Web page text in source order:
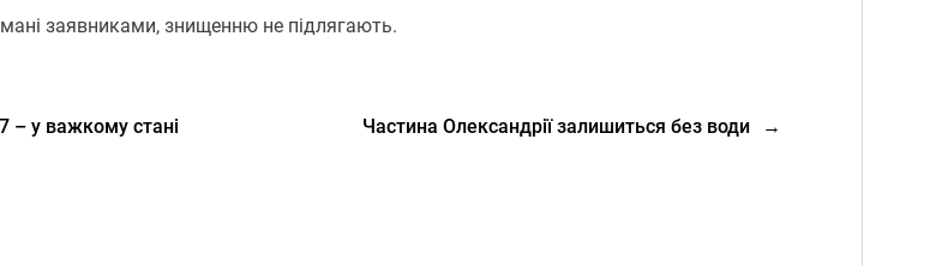
заявниками, знищенню не підлягають.
– у важкому стані →
Частина Олександрії залишиться без води